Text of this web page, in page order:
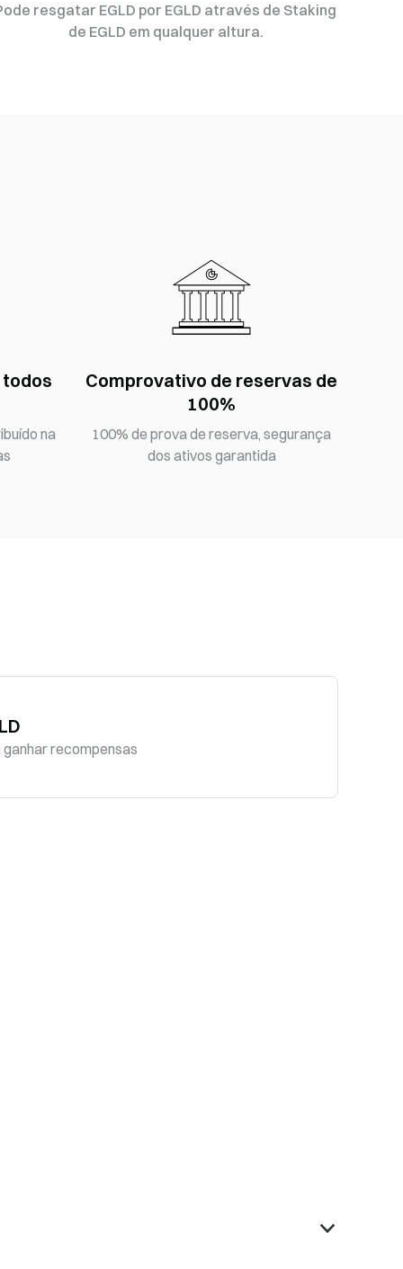
resgatar EGLD por EGLD através de Staking
de EGLD em qualquer altura.
na
Comprovativo de reservas de
100%
100% de prova de reserva, segurança
dos ativos garantida
recompensas